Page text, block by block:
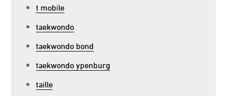
t mobile
taekwondo
taekwondo bond
taekwondo ypenburg
taille